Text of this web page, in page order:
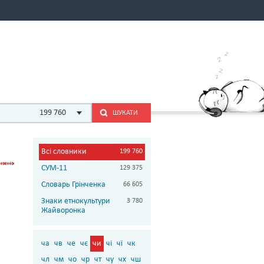
199 760 ШУКАТИ
Всі словники 199 760
СУМ-11 129 375
Словарь Грінченка 66 605
Знаки етнокультури
Жайворонка
3 780
ча чв че чє чи чі чї чк
чл чм чо чр чт чу чх чш